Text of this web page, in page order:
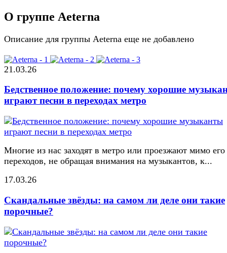
О группе Aeterna
Описание для группы Aeterna еще не добавлено
21.03.26
Бедственное положение: почему хорошие
играют песни в переходах метро
Многие из нас заходят в метро или проезжают мимо его
переходов, не обращая внимания на музыкантов, к...
17.03.26
Скандальные звёзды: на самом ли деле они такие
порочные?